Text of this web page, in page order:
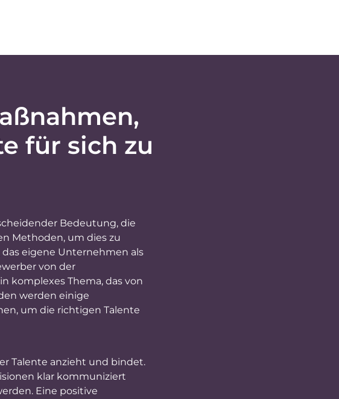
für sich zu
Bedeutung, die
Methoden, um dies zu
eigene Unternehmen als
von der
komplexes Thema, das von
werden einige
um die richtigen Talente
Talente anzieht und bindet.
klar kommuniziert
Eine positive